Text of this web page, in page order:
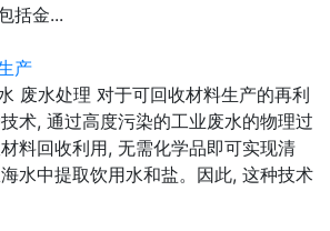
括金...
产
废水处理 对于可回收材料生产的再利
术, 通过高度污染的工业废水的物理过
料回收利用, 无需化学品即可实现清
水中提取饮用水和盐。因此, 这种技术